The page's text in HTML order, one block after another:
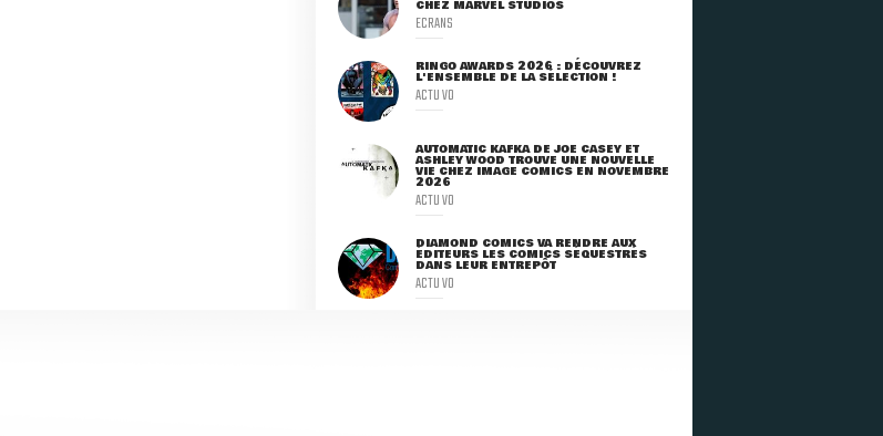
CHEZ MARVEL STUDIOS
ECRANS
RINGO AWARDS 2026 : DÉCOUVREZ
L'ENSEMBLE DE LA SÉLECTION !
ACTU VO
AUTOMATIC KAFKA DE JOE CASEY ET
ASHLEY WOOD TROUVE UNE NOUVELLE
VIE CHEZ IMAGE COMICS EN NOVEMBRE
2026
ACTU VO
DIAMOND COMICS VA RENDRE AUX
ÉDITEURS LES COMICS SÉQUESTRÉS
DANS LEUR ENTREPÔT
ACTU VO